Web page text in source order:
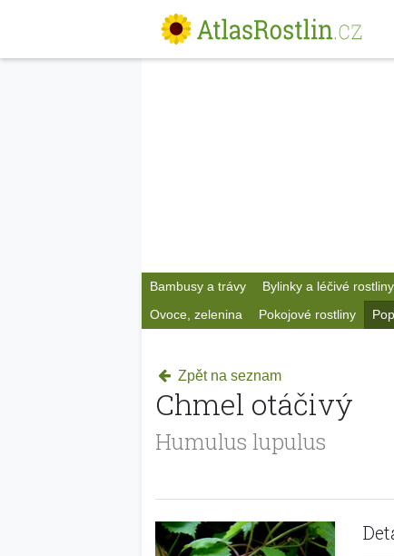
Bambusy a trávy Bylinky a léčivé rostliny
Ovoce, zelenina
Pokojové rostliny
Zpět na seznam
Chmel otáčivý
Humulus lupulus